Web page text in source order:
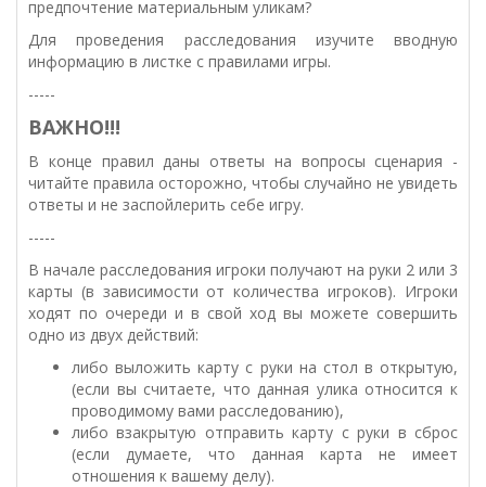
предпочтение материальным уликам?
Для проведения расследования изучите вводную
информацию в листке с правилами игры.
-----
ВАЖНО!!!
В конце правил даны ответы на вопросы сценария -
читайте правила осторожно, чтобы случайно не увидеть
ответы и не заспойлерить себе игру.
-----
В начале расследования игроки получают на руки 2 или 3
карты (в зависимости от количества игроков). Игроки
ходят по очереди и в свой ход вы можете совершить
одно из двух действий:
либо выложить карту с руки на стол в открытую,
(если вы считаете, что данная улика относится к
проводимому вами расследованию),
либо взакрытую отправить карту с руки в сброс
(если думаете, что данная карта не имеет
отношения к вашему делу).